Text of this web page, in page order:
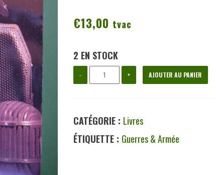
€13,00 tvac
2 EN STOCK
-
quantité
guerre
des
+ AJOUTER AU PANIER
CATÉGORIE : Livres
ÉTIQUETTE : Guerres & Armée